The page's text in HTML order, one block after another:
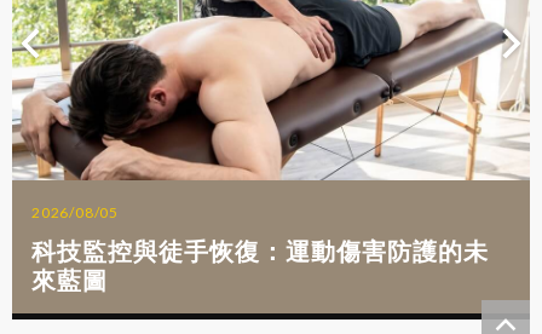
2026/08/05
科技監控與徒手恢復：運動傷害防護的未
來藍圖